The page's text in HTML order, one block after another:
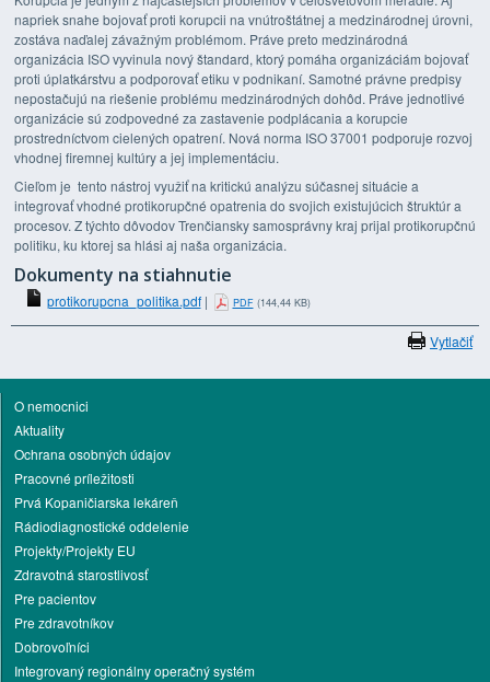
napriek snahe bojovať proti korupcii na vnútroštátnej a medzinárodnej úrovni,
zostáva naďalej závažným problémom. Práve preto medzinárodná
organizácia ISO vyvinula nový štandard, ktorý pomáha organizáciám bojovať
proti úplatkárstvu a podporovať etiku v podnikaní. Samotné právne predpisy
nepostačujú na riešenie problému medzinárodných dohôd. Práve jednotlivé
organizácie sú zodpovedné za zastavenie podplácania a korupcie
prostredníctvom cielených opatrení. Nová norma ISO 37001 podporuje rozvoj
vhodnej firemnej kultúry a jej implementáciu.
Cieľom je tento nástroj využiť na kritickú analýzu súčasnej situácie a
integrovať vhodné protikorupčné opatrenia do svojich existujúcich štruktúr a
procesov. Z týchto dôvodov Trenčiansky samosprávny kraj prijal protikorupčnú
politiku, ku ktorej sa hlási aj naša organizácia.
Dokumenty na stiahnutie
protikorupcna_politika.pdf| PDF (144,44 KB)
Vytlačiť
O nemocnici
Aktuality
Ochrana osobných údajov
Pracovné príležitosti
Prvá Kopaničiarska lekáreň
Rádiodiagnostické oddelenie
Projekty/Projekty EU
Zdravotná starostlivosť
Pre pacientov
Pre zdravotníkov
Dobrovoľníci
Integrovaný regionálny operačný systém